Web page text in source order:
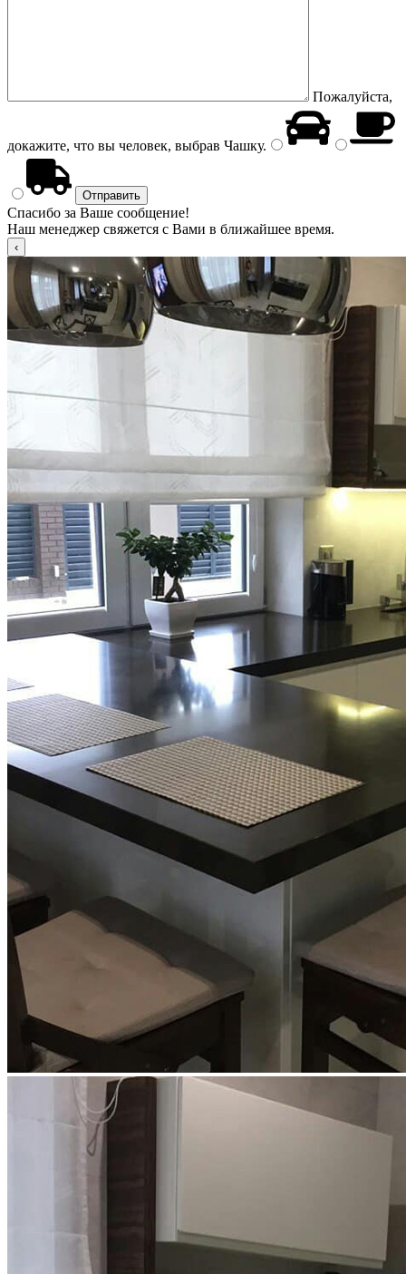
Пожалуйста,
докажите, что вы человек, выбрав Чашку.
Спасибо за Ваше сообщение!
Наш менеджер свяжется с Вами в ближайшее время.